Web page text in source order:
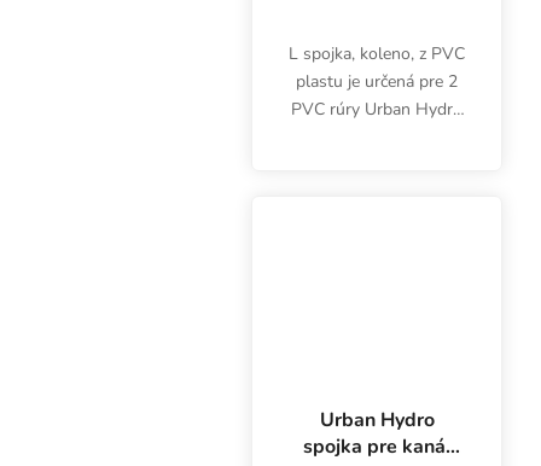
L spojka, koleno, z PVC
plastu je určená pre 2
PVC rúry Urban Hydro
Urban Hydro
spojka pre kanál